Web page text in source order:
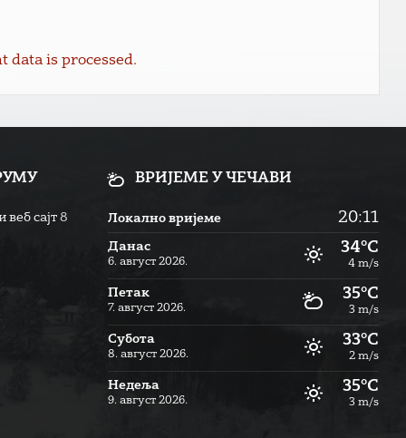
data is processed.
веб сајт 8
ВРИЈЕМЕ У ЧЕЧАВИ
Локално вријеме 20:11
Данас
6. август 2026.
34°C
4 m/s
Петак
7. август 2026.
35°C
3 m/s
Субота
8. август 2026.
33°C
2 m/s
Недеља
9. август 2026.
35°C
3 m/s